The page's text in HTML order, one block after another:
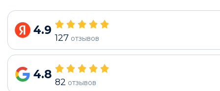
4.9
127 отзывов
4.8
82 отзывов